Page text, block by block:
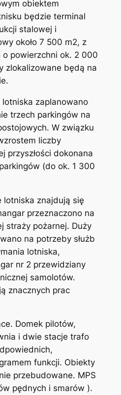
obiektem
będzie terminal
stalowej i
około 7 500 m2, z
powierzchni ok. 2 000
zlokalizowane będą na
zaplanowano
trzech parkingów na
W związku
liczby
przyszłości dokonana
(do ok. 1 300
lotniska znajdują się
przeznaczono na
straży pożarnej. Duży
na potrzeby służb
lotniska,
nr 2 przewidziany
samolotów.
znacznych prac
Domek pilotów,
i dwie stacje trafo
funkcji. Obiekty
przebudowane. MPS
pędnych i smarów ).